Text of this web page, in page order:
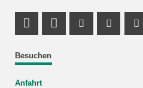
Besuchen
Anfahrt
LinkedIn Profil
ProfilYoutube